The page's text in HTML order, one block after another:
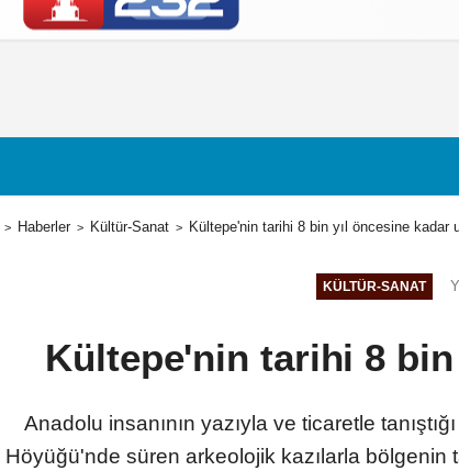
Künye İletişim Çerez Politikası
Haberler Kültür-Sanat Kültepe'nin tarihi 8 bin yıl öncesine kadar
KÜLTÜR-SANAT
Kültepe'nin tarihi 8
Anadolu insanının yazıyla ve ticaretle
Höyüğü'nde süren arkeolojik kazılarla